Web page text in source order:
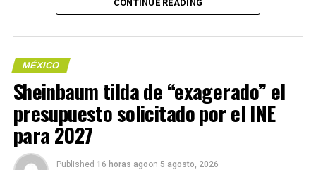
Me gusta esto:
CONTINUE READING
MÉXICO
Sheinbaum tilda de “exagerado” el
presupuesto solicitado por el INE
para 2027
Published 16 horas agoon 5 agosto, 2026